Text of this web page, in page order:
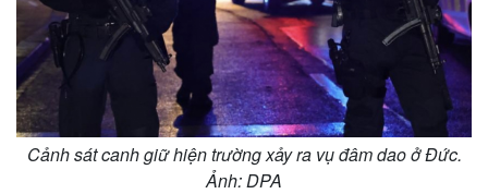
Cảnh sát canh giữ hiện trường xảy ra vụ đâm dao ở Đức.
Ảnh: DPA